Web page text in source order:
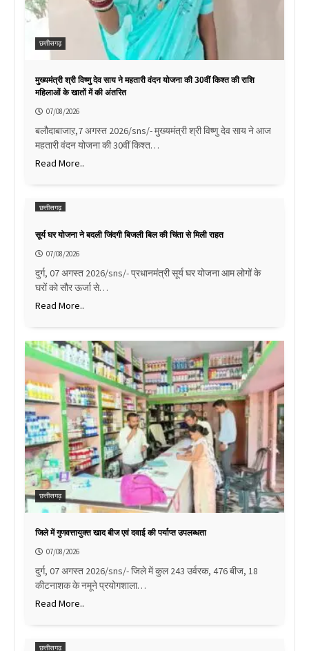
छत्तीसगढ़
मुख्यमंत्री श्री विष्णु देव साय ने महतारी वंदन योजना की 30वीं किश्त की राशि
महिलाओं के खातों में की अंतरित
07/08/2026
बलौदाबाजाऱ,7 अगस्त 2026/sns/- मुख्यमंत्री श्री विष्णु देव साय ने आज
महतारी वंदन योजना की 30वीं किश्त…
Read More..
छत्तीसगढ़
सूर्य घर योजना ने बदली जिंदगी बिजली बिल की चिंता से मिली राहत
07/08/2026
दुर्ग, 07 अगस्त 2026/sns/- प्रधानमंत्री सूर्य घर योजना आम लोगों के
घरों को सौर ऊर्जा से…
Read More..
छत्तीसगढ़
जिले में गुणवत्तायुक्त खाद बीज एवं दवाई की पर्याप्त उपलब्धता
07/08/2026
दुर्ग, 07 अगस्त 2026/sns/- जिले में कुल 243 उर्वरक, 476 बीज, 18
कीटनाशक के नमूने प्रयोगशाला…
Read More..
छत्तीसगढ़